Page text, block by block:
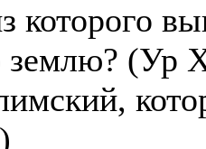
землю? (Ур